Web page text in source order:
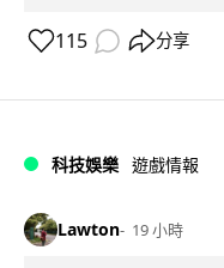
115 分享
科技娛樂 遊戲情報
Lawton 19 小時